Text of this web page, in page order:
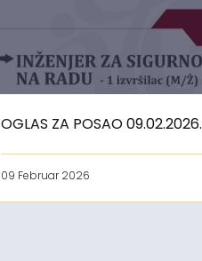
OGLAS ZA POSAO 09.02.2026.
09 Februar 2026